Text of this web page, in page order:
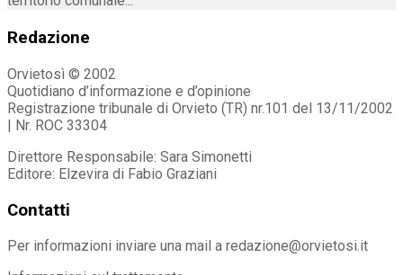
Redazione
Orvietosì © 2002
Quotidiano d’informazione e d’opinione
Registrazione tribunale di Orvieto (TR) nr.101 del 13/11/2002
| Nr. ROC 33304
Direttore Responsabile: Sara Simonetti
Editore: Elzevira di Fabio Graziani
Contatti
Per informazioni inviare una mail a redazione@orvietosi.it